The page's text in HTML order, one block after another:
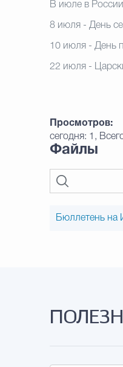
В июле в
8 июля - День
10 июля - День
22 июля -
Просмотров:
сегодня: 1,
Файлы
Бюллетень